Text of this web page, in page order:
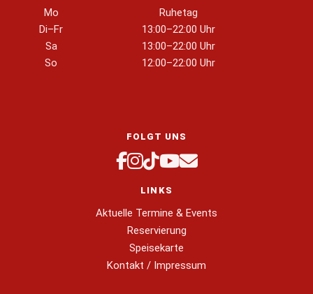
Mo
Ruhetag
Di–Fr
13:00–22:00 Uhr
Sa
13:00–22:00 Uhr
So
12:00–22:00 Uhr
FOLGT UNS
LINKS
Aktuelle Termine & Events
Reservierung
Speisekarte
Kontakt / Impressum